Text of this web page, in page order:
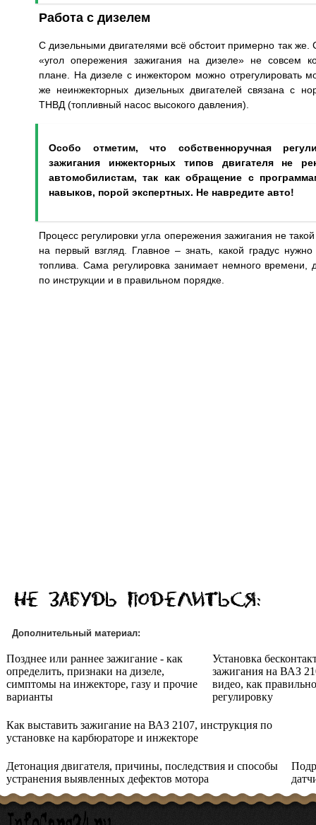
Работа с дизелем
С дизельными двигателями всё обстоит примерно так же.
«угол опережения зажигания на дизеле» не совсем
плане. На дизеле с инжектором можно отрегулировать
же неинжекторных дизельных двигателей связана с
ТНВД (топливный насос высокого давления).
Особо отметим, что собственноручная
зажигания инжекторных типов двигателя не
автомобилистам, так как обращение с
навыков, порой экспертных. Не навредите авто!
Процесс регулировки угла опережения зажигания не
на первый взгляд. Главное – знать, какой градус нужно
топлива. Сама регулировка занимает немного времени,
по инструкции и в правильном порядке.
Дополнительный материал:
Позднее или раннее зажигание - как
определить, признаки на дизеле,
симптомы на инжекторе, газу и прочие
варианты
Установка
зажигания на ВАЗ
видео, как
регулировку
Как выставить зажигание на ВАЗ 2107, инструкция по
установке на карбюраторе и инжекторе
Детонация двигателя, причины, последствия и способы
устранения выявленных дефектов мотора